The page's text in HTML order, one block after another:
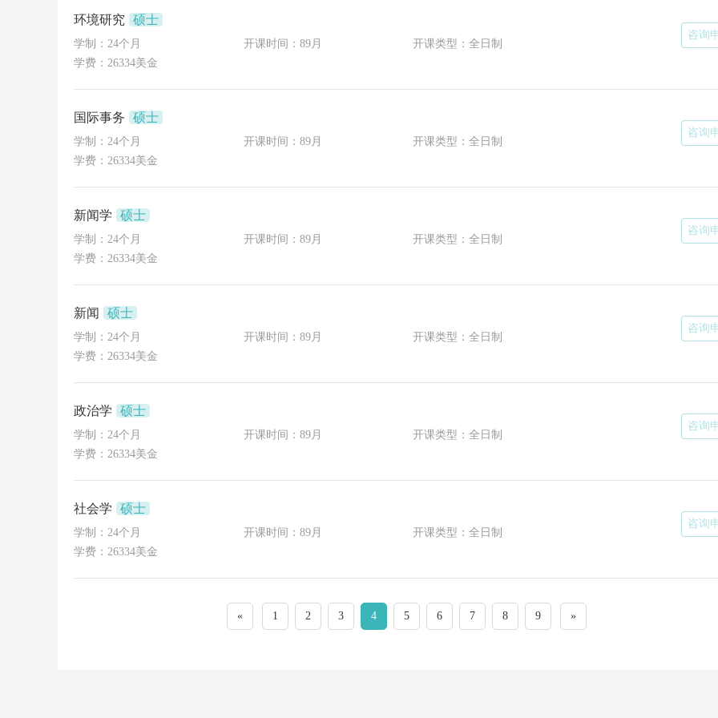
环境研究 硕士
学制：24个月 开课时间：89月
开课类型：全日制
学费：26334美金
咨询
国际事务 硕士
学制：24个月 开课时间：89月
开课类型：全日制
学费：26334美金
咨询
新闻学 硕士
学制：24个月 开课时间：89月
开课类型：全日制
学费：26334美金
咨询
新闻 硕士
学制：24个月 开课时间：89月
开课类型：全日制
学费：26334美金
咨询
政治学 硕士
学制：24个月 开课时间：89月
开课类型：全日制
学费：26334美金
咨询
社会学 硕士
学制：24个月 开课时间：89月
开课类型：全日制
学费：26334美金
咨询
« 1 2 3 4 5 6 7 8 9 »